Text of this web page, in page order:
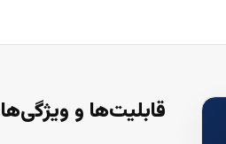
قابلیت‌ها و ویژگی‌ها